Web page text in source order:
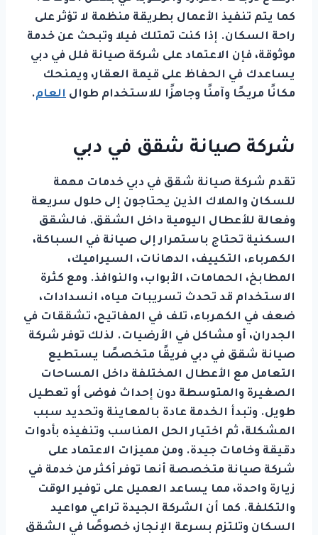
كما يتم تنفيذ الأعمال بطريقة منظمة لا تؤثر على
راحة السكان. إذا كنت تمتلك فيلا وتبحث عن خدمة
موثوقة، فإن الاعتماد على شركة صيانة فلل في دبي
يساعدك في الحفاظ على قيمة العقار، ويمنحك
مكانًا مريحًا وآمنًا وجاهزًا للاستخدام طوال العام.
شركة صيانة شقق في دبي
تقدم شركة صيانة شقق في دبي خدمات مهمة
للسكان والملاك الذين يحتاجون إلى حلول سريعة
وفعالة للأعطال اليومية داخل الشقق. فالشقق
السكنية تحتاج باستمرار إلى صيانة في السباكة،
الكهرباء، التكييف، الدهانات، السيراميك،
المطابخ، الحمامات، الأبواب، والنوافذ. ومع كثرة
الاستخدام قد تحدث تسريبات مياه، انسدادات،
ضعف في الكهرباء، تلف في المفاتيح، تشققات في
الجدران، أو مشاكل في الأرضيات. لذلك توفر شركة
صيانة شقق في دبي فريقًا متخصصًا يستطيع
التعامل مع الأعطال المختلفة داخل المساحات
الصغيرة والمتوسطة دون إحداث فوضى أو تعطيل
طويل. وتبدأ الخدمة عادة بالمعاينة وتحديد سبب
المشكلة، ثم اختيار الحل المناسب وتنفيذه بأدوات
دقيقة وخامات جيدة. ومن مميزات الاعتماد على
شركة صيانة متخصصة أنها توفر أكثر من خدمة في
زيارة واحدة، مما يساعد العميل على توفير الوقت
والتكلفة. كما أن الشركة الجيدة تراعي مواعيد
السكان وتلتزم بسرعة الإنجاز، خصوصًا في الشقق